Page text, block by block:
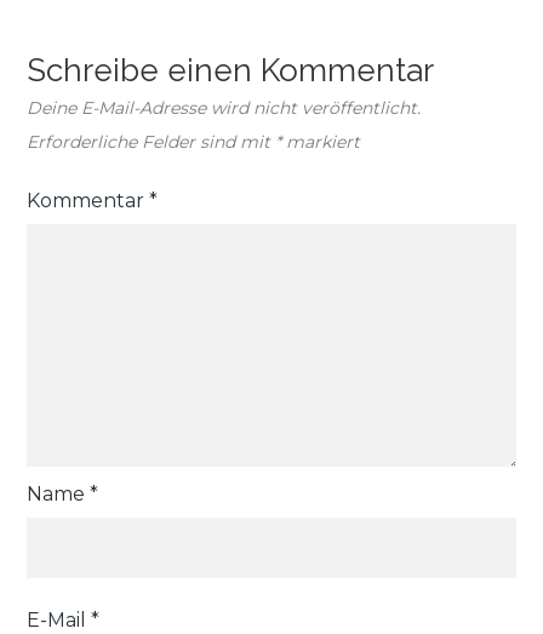
Schreibe einen Kommentar
Deine E-Mail-Adresse wird nicht veröffentlicht.
Erforderliche Felder sind mit *markiert
Kommentar*
Name*
E-Mail*